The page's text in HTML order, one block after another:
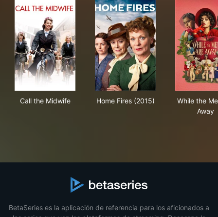
Call the Midwife Home Fires (2015)
While the
Away
BetaSeries es la aplicación de referencia para los aficionados a